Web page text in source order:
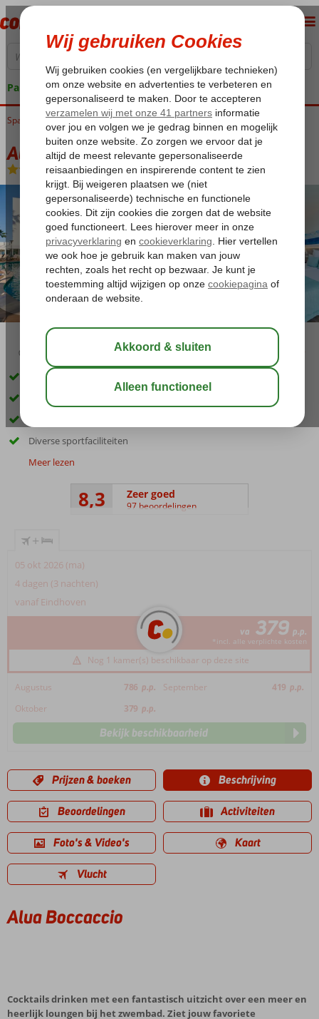
Pakketgarantie
Home
Spanje Balearen Mallorca Alcudia Alua Boccaccio
Alua Boccaccio
Halfpension Plus -Hotel
02:30 aug 30°C
Ca. 150 meter van het Alcúdia zandstrand
In het centrum van Alcudia
Diverse sportfaciliteiten
Meer lezen
8,3 Zeer goed
97 beoordelingen
+
05 okt 2026 (ma)
4 dagen (3 nachten)
vanaf Eindhoven
va 379 p.p.
*incl. alle verplichte kosten
Nog 1 kamer(s) beschikbaar op deze site
Augustus 786 p.p. September 419 p.p.
Oktober
379 p.p.
Bekijk beschikbaarheid
Prijzen & boeken Beschrijving
Beoordelingen Activiteiten
Foto's & Video's Kaart
Vlucht
Alua Boccaccio
Cocktails drinken met een fantastisch uitzicht over een meer en
heerlijk loungen bij het zwembad. Ziet jouw favoriete